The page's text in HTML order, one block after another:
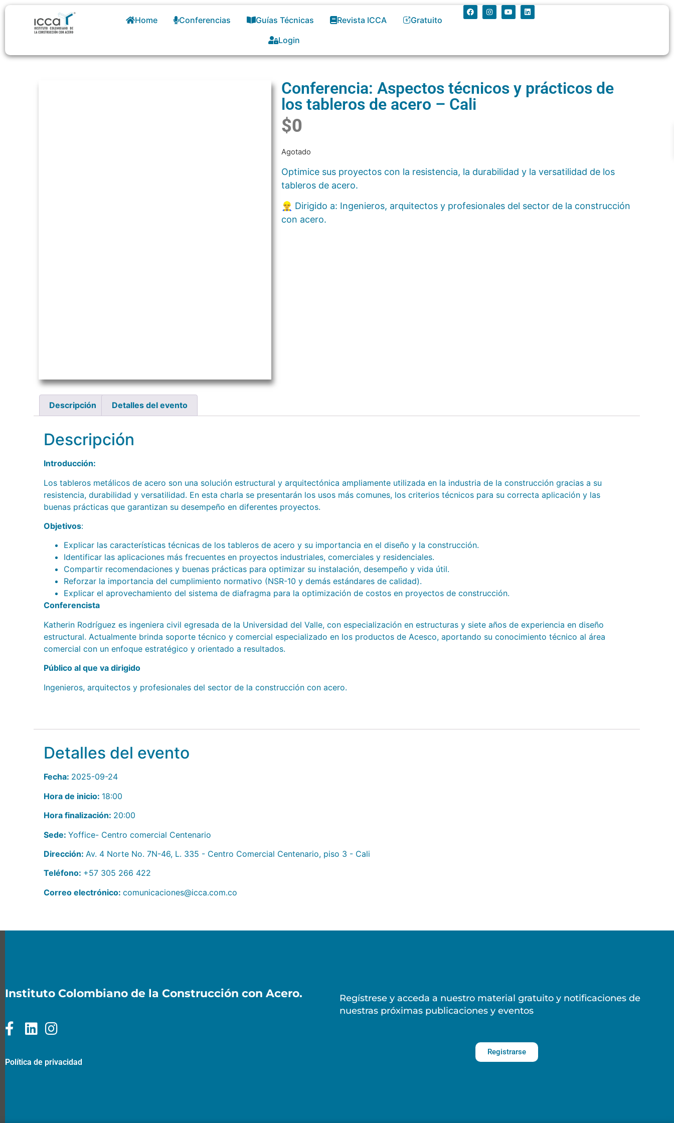
Home Conferencias Guías Técnicas Revista ICCA
Gratuito
Login
Conferencia: Aspectos técnicos y prácticos de
los tableros de acero – Cali
$0
Agotado
Optimice sus proyectos con la resistencia, la durabilidad y la versatilidad de los
tableros de acero.
👷‍♂️ Dirigido a: Ingenieros, arquitectos y profesionales del sector de la construcción
con acero.
Descripción Detalles del evento
Descripción
Introducción:
Los tableros metálicos de acero son una solución estructural y arquitectónica ampliamente utilizada en la industria de la construcción gracias a su
resistencia, durabilidad y versatilidad. En esta charla se presentarán los usos más comunes, los criterios técnicos para su correcta aplicación y las
buenas prácticas que garantizan su desempeño en diferentes proyectos.
Objetivos:
Explicar las características técnicas de los tableros de acero y su importancia en el diseño y la construcción.
Identificar las aplicaciones más frecuentes en proyectos industriales, comerciales y residenciales.
Compartir recomendaciones y buenas prácticas para optimizar su instalación, desempeño y vida útil.
Reforzar la importancia del cumplimiento normativo (NSR-10 y demás estándares de calidad).
Explicar el aprovechamiento del sistema de diafragma para la optimización de costos en proyectos de construcción.
Conferencista
Katherin Rodríguez es ingeniera civil egresada de la Universidad del Valle, con especialización en estructuras y siete años de experiencia en diseño
estructural. Actualmente brinda soporte técnico y comercial especializado en los productos de Acesco, aportando su conocimiento técnico al área
comercial con un enfoque estratégico y orientado a resultados.
Público al que va dirigido
Ingenieros, arquitectos y profesionales del sector de la construcción con acero.
Detalles del evento
Fecha: 2025-09-24
Hora de inicio: 18:00
Hora finalización: 20:00
Sede: Yoffice- Centro comercial Centenario
Dirección: Av. 4 Norte No. 7N-46, L. 335 - Centro Comercial Centenario, piso 3 - Cali
Teléfono: +57 305 266 422
Correo electrónico: comunicaciones@icca.com.co
Instituto Colombiano de la Construcción con Acero.
Política de privacidad
Regístrese y acceda a nuestro material gratuito y notificaciones de
nuestras próximas publicaciones y eventos
Registrarse